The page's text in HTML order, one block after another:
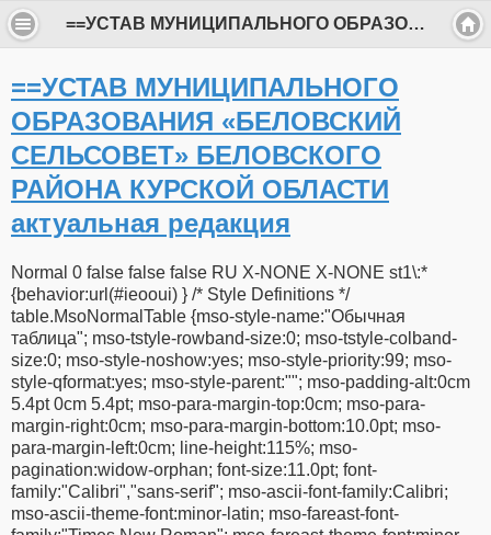
==УСТАВ МУНИЦИПАЛЬНОГО ОБРАЗОВАНИЯ «БЕЛОВСКИЙ СЕЛЬСОВЕТ» БЕЛОВСКОГО РАЙОНА КУРСКОЙ ОБЛАСТИ актуальная редакция
==УСТАВ МУНИЦИПАЛЬНОГО
ОБРАЗОВАНИЯ «БЕЛОВСКИЙ
СЕЛЬСОВЕТ» БЕЛОВСКОГО
РАЙОНА КУРСКОЙ ОБЛАСТИ
актуальная редакция
Normal 0 false false false RU X-NONE X-NONE st1\:*
{behavior:url(#ieooui) } /* Style Definitions */
table.MsoNormalTable {mso-style-name:"Обычная
таблица"; mso-tstyle-rowband-size:0; mso-tstyle-colband-
size:0; mso-style-noshow:yes; mso-style-priority:99; mso-
style-qformat:yes; mso-style-parent:""; mso-padding-alt:0cm
5.4pt 0cm 5.4pt; mso-para-margin-top:0cm; mso-para-
margin-right:0cm; mso-para-margin-bottom:10.0pt; mso-
para-margin-left:0cm; line-height:115%; mso-
pagination:widow-orphan; font-size:11.0pt; font-
family:"Calibri","sans-serif"; mso-ascii-font-family:Calibri;
mso-ascii-theme-font:minor-latin; mso-fareast-font-